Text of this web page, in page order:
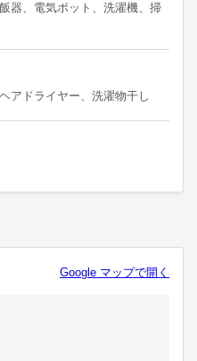
器、電気ポット、洗濯機、掃
アドライヤー、洗濯物干し
Google マップで開く